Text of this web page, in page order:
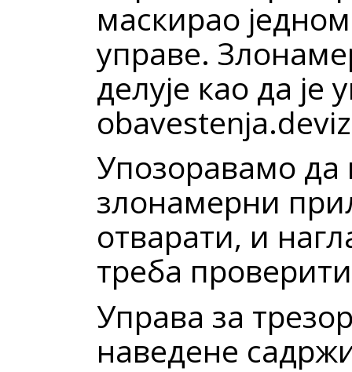
маскирао
управе.
делује као да је
Упозоравамо да
злонамерни
отварати, и
треба
Управа за
наведене